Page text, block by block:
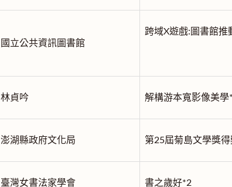
國立公共資訊圖書館
跨域X遊戲:圖書館推
林貞吟 解構游本寬影像美學
澎湖縣政府文化局 第25屆菊島文學獎
臺灣女書法家學會 書之歲好*2